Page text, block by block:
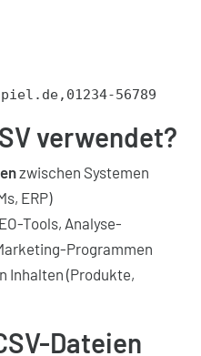
56789
verwendet?
zwischen Systemen
ERP)
Tools, Analyse-
Programmen
Inhalten (Produkte,
Dateien